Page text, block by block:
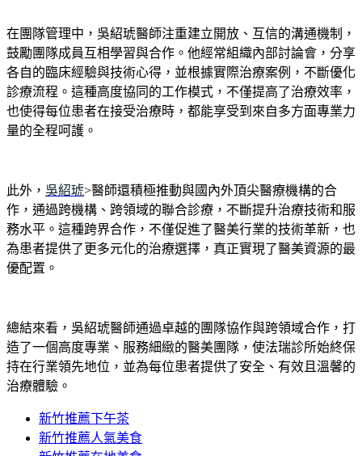
在團隊管理中，吳紹琥醫師注重建立開放、互信的溝通機制，
鼓勵團隊成員互相學習與合作。他經常組織內部討論會，分享
各自的臨床經驗與技術心得，並根據實際治療案例，不斷優化
診療流程。這種高度協同的工作模式，不僅提高了治療效率，
也使得每位患者在接受治療時，都能享受到來自多方面專業力
量的全程呵護。
此外， 吳紹琥>醫師還積極推動與國內外頂尖醫療機構的合
作，通過跨機構、跨領域的聯合診療，不斷提升治療技術和服
務水平。這種跨界合作，不僅促進了醫美行業的技術革新，也
為患者提供了更多元化的治療選擇，真正實現了醫美資源的最
優配置。
總結來看，吳紹琥醫師通過卓越的團隊協作與跨領域合作，打
造了一個高度專業、服務細緻的醫美團隊，使法瑞診所始終保
持在行業領先地位，並為每位患者提供了安全、有效且溫馨的
治療體驗。
新竹推薦下午茶
新竹推薦人氣美食